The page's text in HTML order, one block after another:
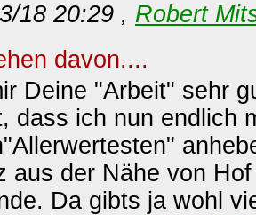
18 20:29 , Robert
davon....
Deine "Arbeit" sehr
dass ich nun endlich
aus der Nähe von
Da gibts ja wohl